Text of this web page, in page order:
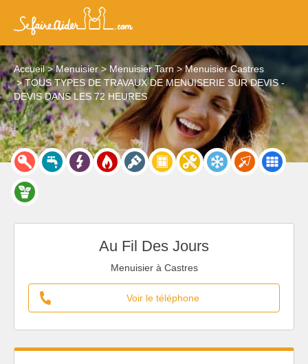
Accueil Menuisier Menuisier Tarn
Menuisier Castres
TOUS TYPES DE TRAVAUX DE MENUISERIE SUR DEVIS -
DEVIS DANS LES 72 HEURES
Au Fil Des Jours
Menuisier à Castres
Voir le téléphone